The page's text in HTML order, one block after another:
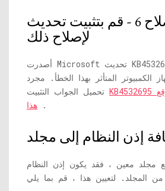
الإصلاح 6 - قم بتثبيت تحديث KB4532695
لإصلاح ذلك
أصدرت Microsoft تحديث KB4532695 والذي يبدو أنه يعمل على
الكمبيوتر المتأثر بهذا الخطأ. مجرد
KB4532695 من موقع Microsoft الرسمي
هذا .
مجلد معين ، فقد يكون إذن النظام